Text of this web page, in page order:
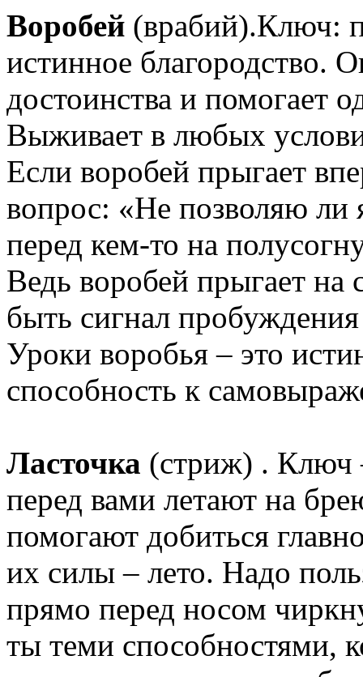
Воробей (врабий).Ключ:
истинное благородство.
достоинства и помогает
Выживает в любых
Если воробей прыгает
вопрос: «Не позволяю ли
перед кем-то на
Ведь воробей прыгает
быть сигнал
Уроки воробья – это
способность к
Ласточка (стриж) . Ключ
перед вами летают на
помогают добиться
их силы – лето. Надо
прямо перед носом
ты теми способностями,